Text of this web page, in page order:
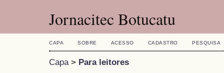
Jornacitec Botucatu
CAPA SOBRE ACESSO CADASTRO PESQUISA
Capa> Para leitores